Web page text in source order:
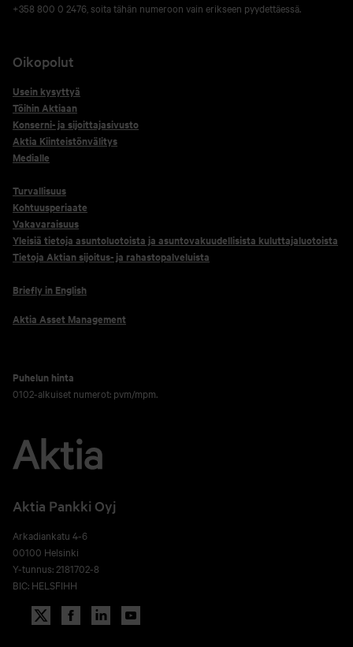
+358 800 0 2476, soita tähän numeroon vain erikseen pyydettäessä.
Oikopolut
Usein kysyttyä
Töihin Aktiaan
Konserni- ja sijoittajasivusto
Aktia Kiinteistönvälitys
Medialle
Turvallisuus
Kohtuusperiaate
Vakavaraisuus
Yleisiä tietoja asuntoluotoista ja asuntovakuudellisista kuluttajaluotoista
Tietoja Aktian sijoitus- ja rahastopalveluista
Briefly in English
Aktia Asset Management
Puhelun hinta
0102-alkuiset numerot: pvm/mpm.
Aktia Pankki Oyj
Arkadiankatu 4-6
00100 Helsinki
Y-tunnus: 2181702-8
BIC: HELSFIHH